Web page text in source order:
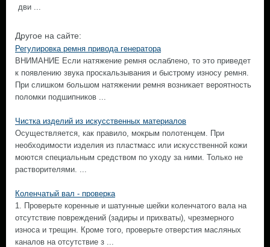
дви ...
Другое на сайте:
Регулировка ремня привода генератора
ВНИМАНИЕ Если натяжение ремня ослаблено, то это приведет
к появлению звука проскальзывания и быстрому износу ремня.
При слишком большом натяжении ремня возникает вероятность
поломки подшипников ...
Чистка изделий из искусственных материалов
Осуществляется, как правило, мокрым полотенцем. При
необходимости изделия из пластмасс или искусственной кожи
моются специальным средством по уходу за ними. Только не
растворителями. ...
Коленчатый вал - проверка
1. Проверьте коренные и шатунные шейки коленчатого вала на
отсутствие повреждений (задиры и прихваты), чрезмерного
износа и трещин. Кроме того, проверьте отверстия масляных
каналов на отсутствие з ...